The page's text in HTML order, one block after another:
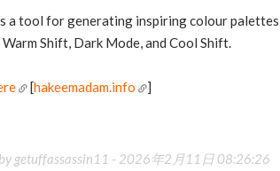
a tool for generating inspiring colour
Warm Shift, Dark Mode, and Cool Shift.
[hakeemadam.info ]
getuffassassin11 - 2026年2月11日 08:26:26